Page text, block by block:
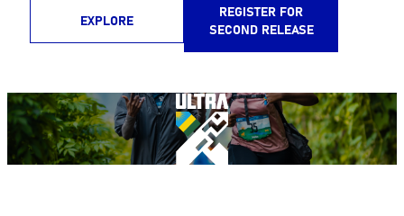
EXPLORE
REGISTER FOR
SECOND RELEASE